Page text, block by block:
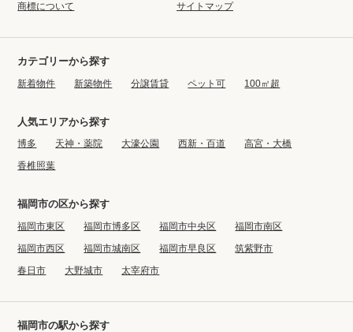
商標について
サイトマップ
カテゴリーから探す
新着物件 新築物件 分譲賃貸 ペット可 100㎡超
人気エリアから探す
博多 天神・薬院 大濠公園 西新・百道
高宮・大橋
香椎照葉
福岡市の区から探す
福岡市東区 福岡市博多区 福岡市中央区
福岡市南区
福岡市西区
福岡市城南区 福岡市早良区
筑紫野市
春日市
大野城市 太宰府市
福岡市の駅から探す